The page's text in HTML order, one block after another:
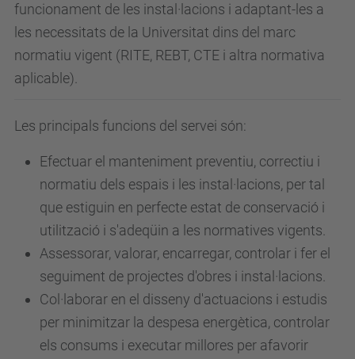
funcionament de les instal·lacions i adaptant-les a
les necessitats de la Universitat dins del marc
normatiu vigent (RITE, REBT, CTE i altra normativa
aplicable).
Les principals funcions del servei són:
Efectuar el manteniment preventiu, correctiu i
normatiu dels espais i les instal·lacions, per tal
que estiguin en perfecte estat de conservació i
utilització i s'adeqüin a les normatives vigents.
Assessorar, valorar, encarregar, controlar i fer el
seguiment de projectes d'obres i instal·lacions.
Col·laborar en el disseny d'actuacions i estudis
per minimitzar la despesa energètica, controlar
els consums i executar millores per afavorir